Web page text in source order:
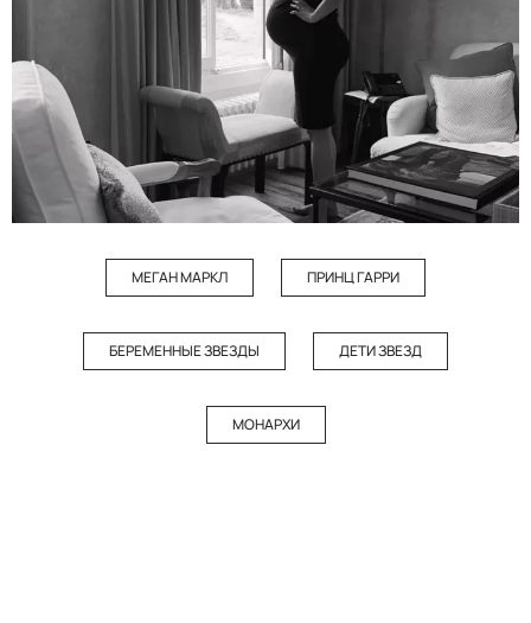
МЕГАН МАРКЛ ПРИНЦ ГАРРИ
БЕРЕМЕННЫЕ ЗВЕЗДЫ ДЕТИ ЗВЕЗД
МОНАРХИ